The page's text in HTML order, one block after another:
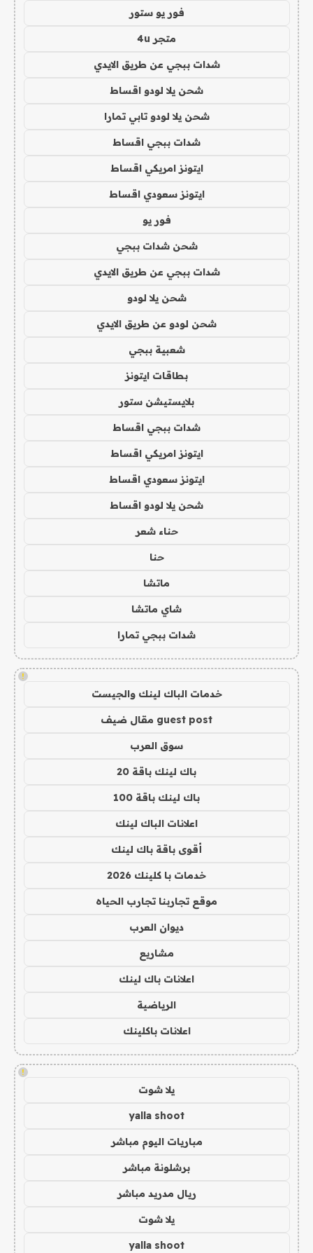
فور يو ستور
متجر 4u
شدات ببجي عن طريق الايدي
شحن يلا لودو اقساط
شحن يلا لودو تابي تمارا
شدات ببجي اقساط
ايتونز امريكي اقساط
ايتونز سعودي اقساط
فور يو
شحن شدات ببجي
شدات ببجي عن طريق الايدي
شحن يلا لودو
شحن لودو عن طريق الايدي
شعبية ببجي
بطاقات ايتونز
بلايستيشن ستور
شدات ببجي اقساط
ايتونز امريكي اقساط
ايتونز سعودي اقساط
شحن يلا لودو اقساط
حناء شعر
حنا
ماتشا
شاي ماتشا
شدات ببجي تمارا
!
خدمات الباك لينك والجيست
guest post مقال ضيف
سوق العرب
باك لينك باقة 20
باك لينك باقة 100
اعلانات الباك لينك
أقوى باقة باك لينك
خدمات با كلينك 2026
موقع تجاربنا تجارب الحياه
ديوان العرب
مشاريع
اعلانات باك لينك
الرياضية
اعلانات باكلينك
!
يلا شوت
yalla shoot
مباريات اليوم مباشر
برشلونة مباشر
ريال مدريد مباشر
يلا شوت
yalla shoot